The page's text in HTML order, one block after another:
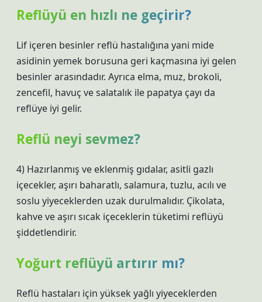
Reflüyü en hızlı ne geçirir?
Lif içeren besinler reflü hastalığına yani mide
asidinin yemek borusuna geri kaçmasına iyi gelen
besinler arasındadır. Ayrıca elma, muz, brokoli,
zencefil, havuç ve salatalık ile papatya çayı da
reflüye iyi gelir.
Reflü neyi sevmez?
4) Hazırlanmış ve eklenmiş gıdalar, asitli gazlı
içecekler, aşırı baharatlı, salamura, tuzlu, acılı ve
soslu yiyeceklerden uzak durulmalıdır. Çikolata,
kahve ve aşırı sıcak içeceklerin tüketimi reflüyü
şiddetlendirir.
Yoğurt reflüyü artırır mı?
Reflü hastaları için yüksek yağlı yiyeceklerden